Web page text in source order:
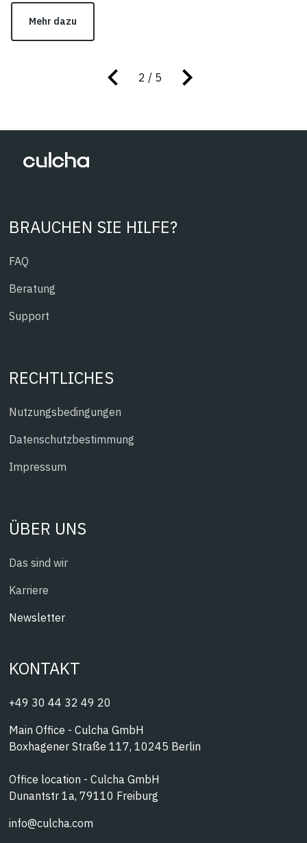
Mehr dazu
2 / 5
BRAUCHEN SIE HILFE?
FAQ
Beratung
Support
RECHTLICHES
Nutzungsbedingungen
Datenschutzbestimmung
Impressum
ÜBER UNS
Das sind wir
Karriere
Newsletter
KONTAKT
+49 30 44 32 49 20
Main Office - Culcha GmbH
Boxhagener Straße 117, 10245 Berlin
Office location - Culcha GmbH
Dunantstr 1a, 79110 Freiburg
info@culcha.com